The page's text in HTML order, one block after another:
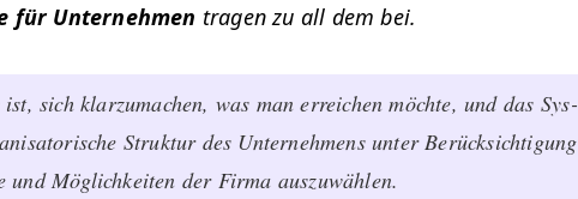
für Unternehmen tra­gen zu all dem bei.
sich klarzu­machen, was man erre­ichen möchte, und das Sys­
Struk­tur des Unternehmens unter Berück­sich­ti­gung
und Möglichkeit­en der Fir­ma auszuwählen.